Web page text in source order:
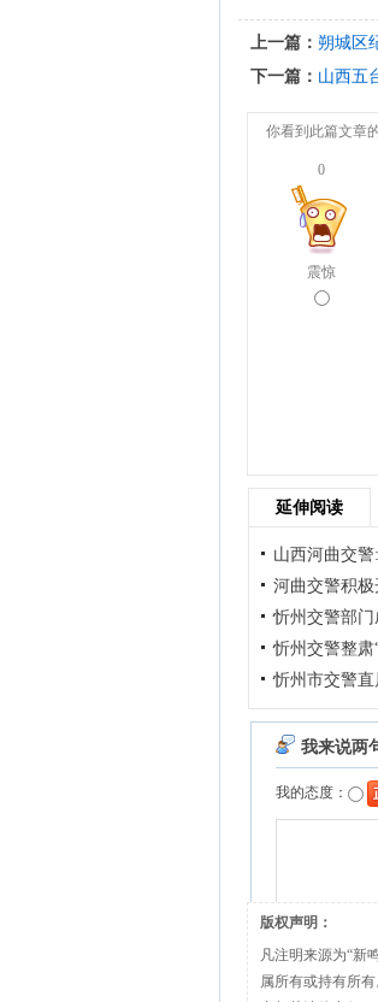
上一篇： 朔城区
下一篇： 山西五
你看到此篇文章
0
震惊
延伸阅读
山西河曲交
河曲交警积极
忻州交警部门
忻州交警整肃
忻州市交警
版权声明：
凡注明来源为“新
属所有或持有所